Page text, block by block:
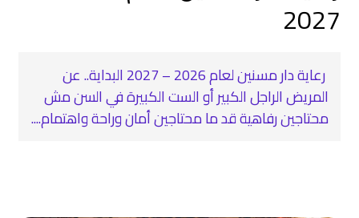
2027
رعاية دار مسنين لعام 2026 – 2027 البداية.. عن
المريض الراجل الكبير أو الست الكبيرة في السن مش
محتاجين رفاهية قد ما محتاجين أمان وراحة واهتمام....